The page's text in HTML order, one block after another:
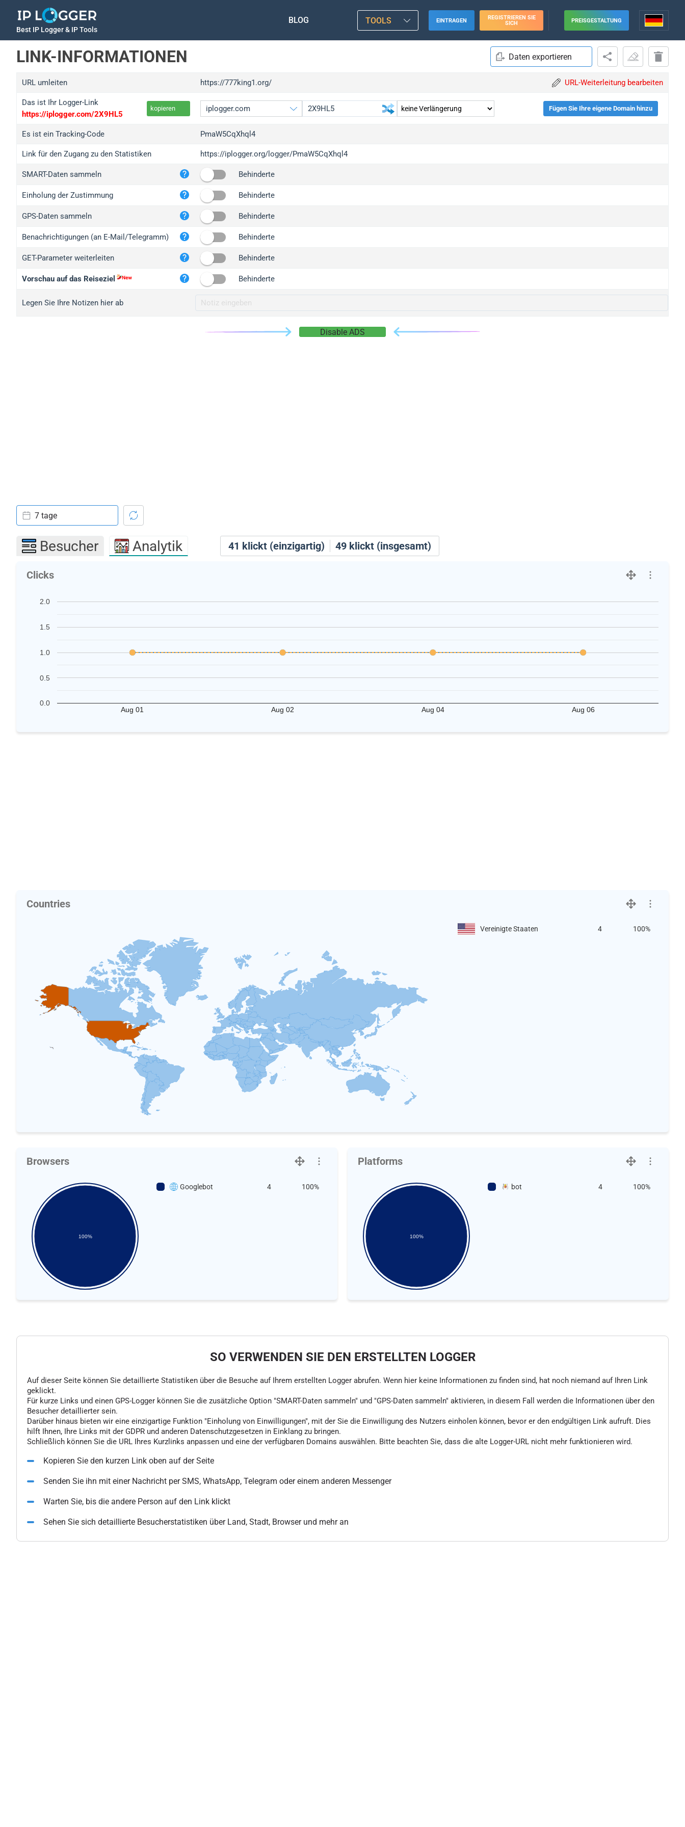
Best IP Logger & IP Tools
BLOG TOOLS EINTRAGEN
REGISTRIEREN SIE
SICH
PREISGESTALTUNG
LINK-INFORMATIONEN Daten exportieren
URL umleiten https://777king1.org/ URL-Weiterleitung bearbeiten
Das ist Ihr Logger-Link
https://iplogger.com/2X9HL5
kopieren
iplogger.org
wl.gl
ed.tc
iplogger.com
iplogger.co
2no.co
yip.su
iplogger.info
Fügen Sie Ihre eigene Domain hinzu
Es ist ein Tracking-Code PmaW5CqXhql4
Link für den Zugang zu den Statistiken https://iplogger.org/logger/PmaW5CqXhql4
SMART-Daten sammeln Behinderte
Einholung der Zustimmung Behinderte
GPS-Daten sammeln Behinderte
Benachrichtigungen (an E-Mail/Telegramm) Behinderte
GET-Parameter weiterleiten Behinderte
Vorschau auf das Reiseziel Behinderte
Legen Sie Ihre Notizen hier ab
Disable ADS
41 klickt (einzigartig) 49 klickt (insgesamt)
7 tage
Besucher Analytik
Clicks
Aug 01 Aug 02 Aug 04 Aug 06
0.0
0.5
1.0
1.5
2.0
Countries
Vereinigte Staaten 4 100%
Browsers
100%
Googlebot 4 100%
Platforms
100%
bot 4 100%
SO VERWENDEN SIE DEN ERSTELLTEN LOGGER
Auf dieser Seite können Sie detaillierte Statistiken über die Besuche auf Ihrem erstellten Logger abrufen. Wenn hier keine Informationen zu finden sind, hat noch niemand auf Ihren Link
geklickt.
Für kurze Links und einen GPS-Logger können Sie die zusätzliche Option "SMART-Daten sammeln" und "GPS-Daten sammeln" aktivieren, in diesem Fall werden die Informationen über den
Besucher detaillierter sein.
Darüber hinaus bieten wir eine einzigartige Funktion "Einholung von Einwilligungen", mit der Sie die Einwilligung des Nutzers einholen können, bevor er den endgültigen Link aufruft. Dies
hilft Ihnen, Ihre Links mit der GDPR und anderen Datenschutzgesetzen in Einklang zu bringen.
Schließlich können Sie die URL Ihres Kurzlinks anpassen und eine der verfügbaren Domains auswählen. Bitte beachten Sie, dass die alte Logger-URL nicht mehr funktionieren wird.
Kopieren Sie den kurzen Link oben auf der Seite
Senden Sie ihn mit einer Nachricht per SMS, WhatsApp, Telegram oder einem anderen Messenger
Warten Sie, bis die andere Person auf den Link klickt
Sehen Sie sich detaillierte Besucherstatistiken über Land, Stadt, Browser und mehr an